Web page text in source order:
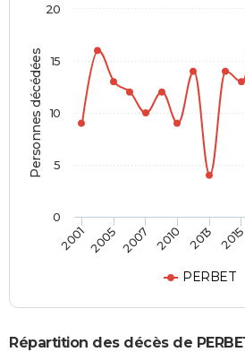
Personnes décédées
PERBET
20012005 2007 2010 2013 2015
0
5
10
15
20
Répartition des décès de